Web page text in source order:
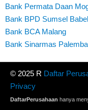
Bank Permata Daan
Bank BPD Sumsel Babel
Bank BCA Malang
Bank Sinarmas
© 2025 R Daftar
Privacy
DaftarPerusahaan hanya